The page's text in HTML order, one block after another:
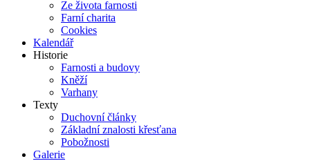
Ze života farnosti
Farní charita
Cookies
Kalendář
Historie
Farnosti a budovy
Kněží
Varhany
Texty
Duchovní články
Základní znalosti křesťana
Pobožnosti
Galerie